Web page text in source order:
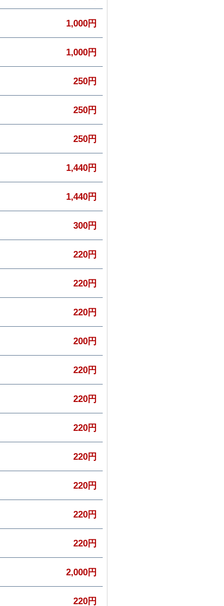
1,000円
1,000円
250円
250円
250円
1,440円
1,440円
300円
220円
220円
220円
200円
220円
220円
220円
220円
220円
220円
220円
2,000円
220円